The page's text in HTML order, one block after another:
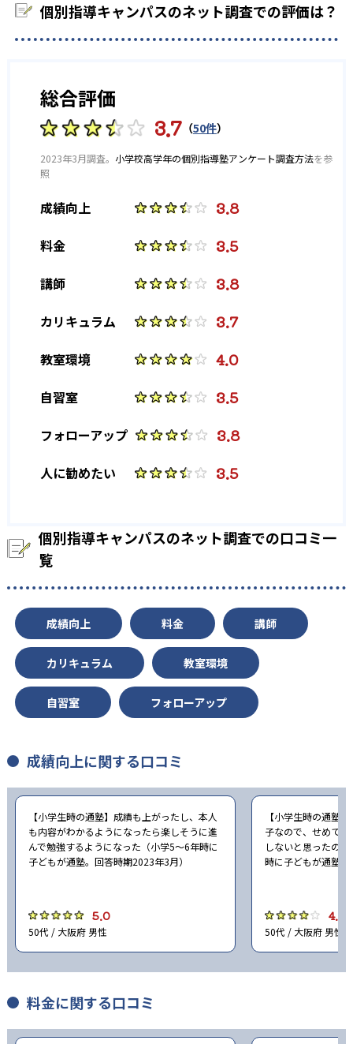
洛南高校 - 膳所高校 -
西大和学園高校
大学の合格実績
※2023年、公式サイト
個別指導キャンパスのネット調査での評価は？
総合評価
3.7 （50件）
2023年3月調査。 小学校高学年の個別指導塾アンケート調査方法を参
照
成績向上 3.8
料金 3.5
講師 3.8
カリキュラム 3.7
教室環境 4.0
自習室 3.5
フォローアップ 3.8
人に勧めたい 3.5
個別指導キャンパスのネット調査での口コミ一
覧
成績向上 料金 講師
カリキュラム 教室環境
自習室 フォローアップ
成績向上に関する口コミ
【小学生時の通塾】成績も上がったし、本人
も内容がわかるようになったら楽しそうに進
んで勉強するようになった（小学5〜6年時に
子どもが通塾。回答時期2023年3月）
5.0
50代 / 大阪府 男性
【小学生時の通塾
子なので、せめて
しないと思ったの
時に子どもが通塾
4.0
50代 / 大阪府 男性
料金に関する口コミ